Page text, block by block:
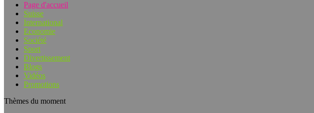
Page d'accueil
Suisse
International
Economie
Société
Sport
Divertissement
Blogs
Vidéos
Promotions
Thèmes du moment